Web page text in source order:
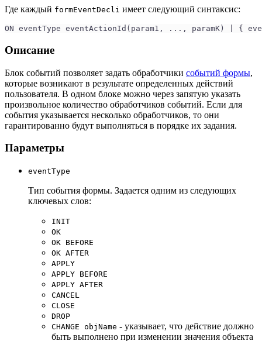
Где каждый formEventDecli имеет следующий синтаксис:
ON eventType eventActionId(param1, ..., paramK) | {
Описание
Блок событий позволяет задать обработчики событий формы,
которые возникают в результате определенных действий
пользователя. В одном блоке можно через запятую указать
произвольное количество обработчиков событий. Если для
события указывается несколько обработчиков, то они
гарантированно будут выполняться в порядке их задания.
Параметры
eventType
Тип события формы. Задается одним из следующих
ключевых слов:
INIT
OK
OK BEFORE
OK AFTER
APPLY
APPLY BEFORE
APPLY AFTER
CANCEL
CLOSE
DROP
CHANGE objName - указывает, что действие должно
быть выполнено при изменении значения объекта